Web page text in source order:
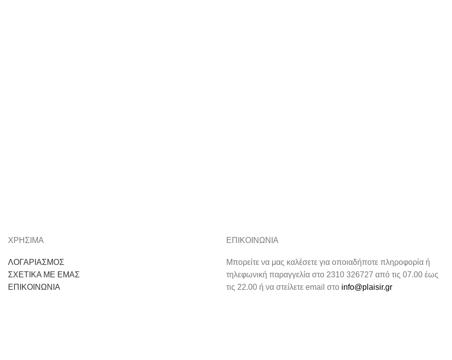
ΧΡΗΣΙΜΑ
ΛΟΓΑΡΙΑΣΜΟΣ
ΣΧΕΤΙΚΑ ΜΕ ΕΜΑΣ
ΕΠΙΚΟΙΝΩΝΙΑ
ΕΠΙΚΟΙΝΩΝΙΑ
Μπορείτε να μας καλέσετε για οποιαδήποτε πληροφορία ή
τηλεφωνική παραγγελία στο 2310 326727 από τις 07.00 έως
τις 22.00 ή να στείλετε email στο info@plaisir.gr